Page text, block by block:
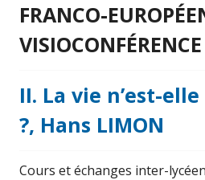
FRANCO-
VISIOCONFÉRENCE
II. La vie n’est-
?, Hans LIMON
Cours et échanges inter-